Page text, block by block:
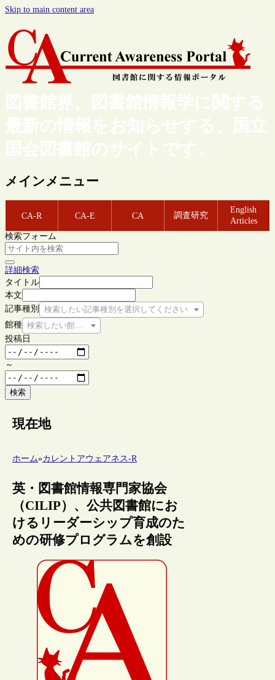
Skip to main content area
図書館界、図書館情報学に関する
最新の情報をお知らせする、国立
国会図書館のサイトです。
メインメニュー
CA-R CA-E CA 調査研究
English
Articles
検索フォーム
詳細検索
タイトル
本文
記事種別
検索したい記事種別を選択してください
館種 検索したい館種を選択してください
投稿日
～
検索
現在地
ホーム»カレントアウェアネス-R
英・図書館情報専門家協会
（CILIP）、公共図書館にお
けるリーダーシップ育成のた
めの研修プログラムを創設